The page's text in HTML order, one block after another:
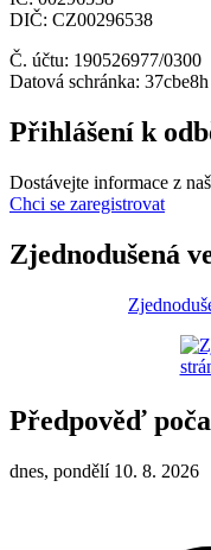
DIČ: CZ00296538
Č. účtu: 190526977/0300
Datová schránka: 37cbe8h
Přihlášení k
Dostávejte informace z
Chci se zaregistrovat
Zjednodušená
Předpověď
dnes, pondělí 10. 8. 2026